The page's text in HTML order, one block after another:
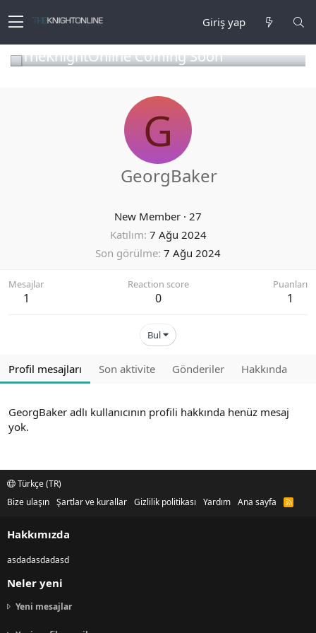
Giriş yap
TheKnightOnline Coming Soon
G
GeorgBaker
New Member · 27
Katılım 7 Ağu 2024
Son görülme 7 Ağu 2024
Mesajlar
1
Reaction score
0
Puanları
1
Bul
Profil mesajları Son aktivite Gönderiler Hakkında
GeorgBaker adlı kullanıcının profili hakkında henüz mesaj
yok.
Türkçe (TR)
Bize ulaşın Şartlar ve kurallar Gizlilik politikası Yardım Ana sayfa
R
Hakkımızda
asdadasdadasd
Neler yeni
Yeni mesajlar